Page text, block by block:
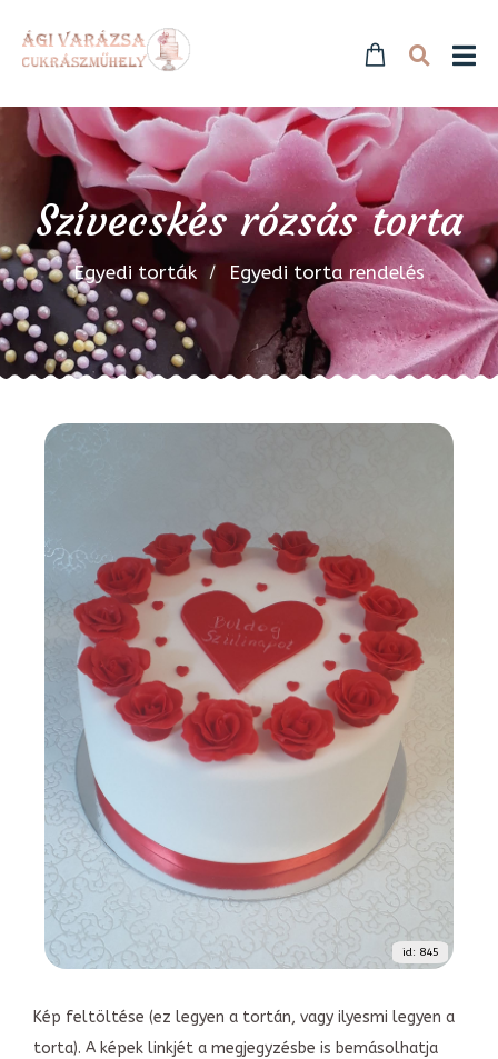
Szívecskés rózsás torta
Egyedi torták Egyedi torta rendelés
id: 845
Kép feltöltése (ez legyen a tortán, vagy ilyesmi legyen a
torta). A képek linkjét a megjegyzésbe is bemásolhatja